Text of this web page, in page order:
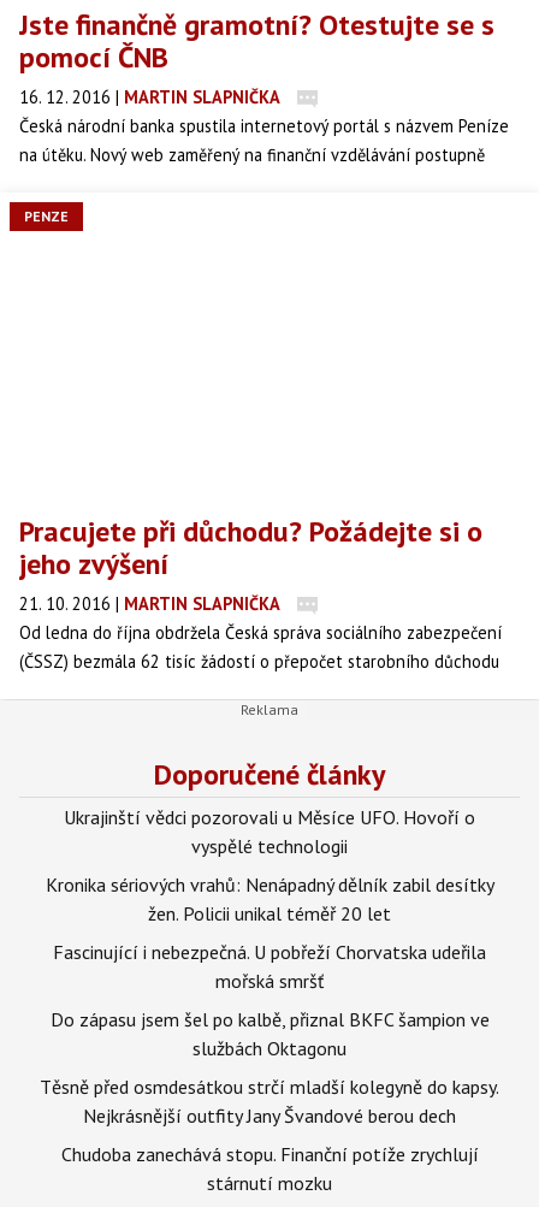
Jste finančně gramotní? Otestujte se s
pomocí ČNB
16. 12. 2016 | MARTIN SLAPNIČKA
Česká národní banka spustila internetový portál s názvem Peníze
na útěku. Nový web zaměřený na finanční vzdělávání postupně
vést si vyrovnaný domácí rozpočet nebo vytvářet odpovídající
PENZE
Pracujete při důchodu? Požádejte si o
jeho zvýšení
21. 10. 2016 | MARTIN SLAPNIČKA
Od ledna do října obdržela Česká správa sociálního zabezpečení
(ČSSZ) bezmála 62 tisíc žádostí o přepočet starobního důchodu
za celý loňský rok a pravděpodobně bude atakovat hranici z roku
Doporučené články
Ukrajinští vědci pozorovali u Měsíce UFO. Hovoří o
vyspělé technologii
Kronika sériových vrahů: Nenápadný dělník zabil desítky
žen. Policii unikal téměř 20 let
Fascinující i nebezpečná. U pobřeží Chorvatska udeřila
mořská smršť
Do zápasu jsem šel po kalbě, přiznal BKFC šampion ve
službách Oktagonu
Těsně před osmdesátkou strčí mladší kolegyně do kapsy.
Nejkrásnější outfity Jany Švandové berou dech
Chudoba zanechává stopu. Finanční potíže zrychlují
stárnutí mozku